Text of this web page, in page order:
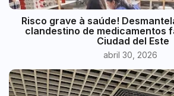
Risco grave à saúde!
clandestino de medicamentos
Ciudad del Este
abril 30, 2026